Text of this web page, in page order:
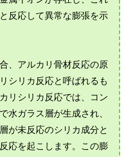
反応して異常な膨張を示
、アルカリ骨材反応の原
シリカ反応と呼ばれるも
リシリカ反応では、コン
水ガラス層が生成され、
が未反応のシリカ成分と
応を起こします。この膨